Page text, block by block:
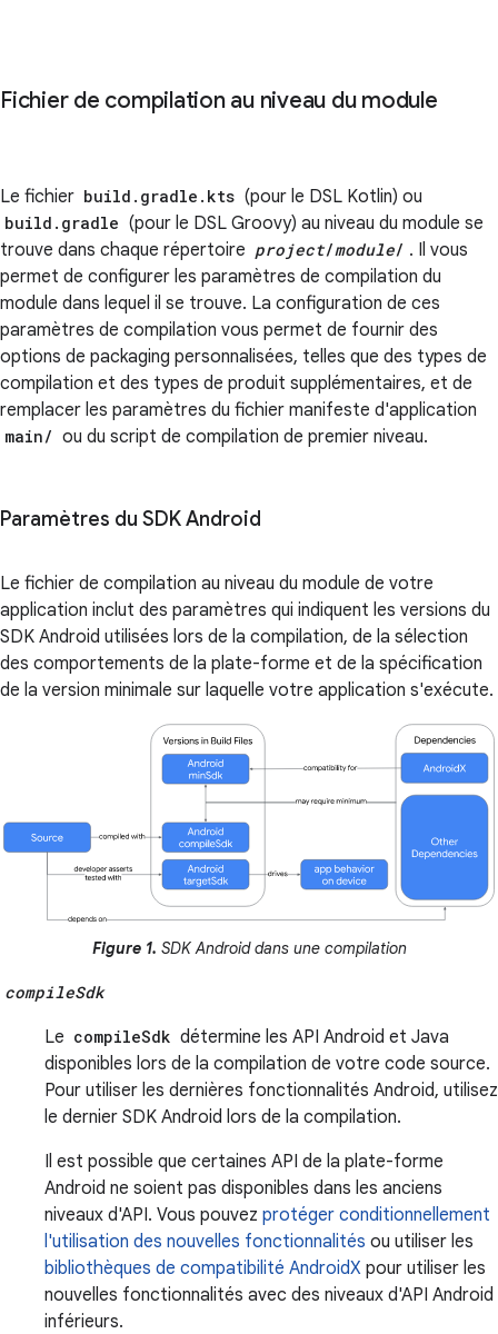
Fichier de compilation au niveau du module
Le fichier build.gradle.kts (pour le DSL Kotlin) ou
build.gradle (pour le DSL Groovy) au niveau du module se
trouve dans chaque répertoire project/module/ . Il vous
permet de configurer les paramètres de compilation du
module dans lequel il se trouve. La configuration de ces
paramètres de compilation vous permet de fournir des
options de packaging personnalisées, telles que des types de
compilation et des types de produit supplémentaires, et de
remplacer les paramètres du fichier manifeste d'application
main/ ou du script de compilation de premier niveau.
Paramètres du SDK Android
Le fichier de compilation au niveau du module de votre
application inclut des paramètres qui indiquent les versions du
SDK Android utilisées lors de la compilation, de la sélection
des comportements de la plate-forme et de la spécification
de la version minimale sur laquelle votre application s'exécute.
Figure 1. SDK Android dans une compilation
compileSdk
Le compileSdk détermine les API Android et Java
disponibles lors de la compilation de votre code source.
Pour utiliser les dernières fonctionnalités Android, utilisez
le dernier SDK Android lors de la compilation.
Il est possible que certaines API de la plate-forme
Android ne soient pas disponibles dans les anciens
niveaux d'API. Vous pouvez protéger conditionnellement
l'utilisation des nouvelles fonctionnalités ou utiliser les
bibliothèques de compatibilité AndroidX pour utiliser les
nouvelles fonctionnalités avec des niveaux d'API Android
inférieurs.